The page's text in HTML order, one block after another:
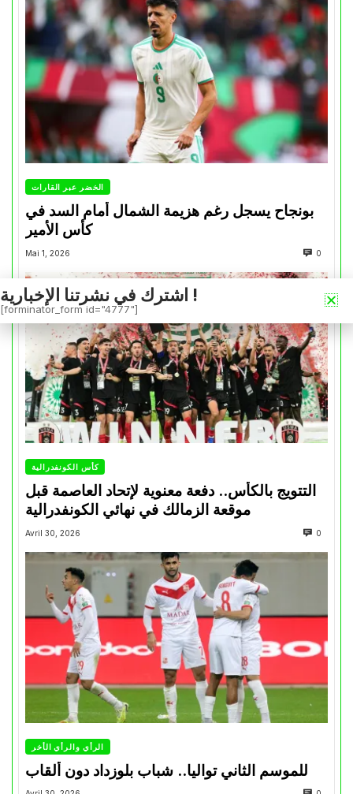
الخضر عبر القارات
بونجاح يسجل رغم هزيمة الشمال أمام السد في
كأس الأمير
Mai 1, 2026 0
كأس الكونفدرالية
التتويج بالكأس.. دفعة معنوية لإتحاد العاصمة قبل
موقعة الزمالك في نهائي الكونفدرالية
Avril 30, 2026 0
الرأي والرأي الأخر
للموسم الثاني تواليا.. شباب بلوزداد دون ألقاب
اشترك في نشرتنا الإخبارية !
[forminator_form id="4777"]